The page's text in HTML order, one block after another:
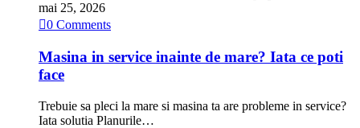
mai 25, 2026
0 Comments
Masina in service inainte de mare? Iata ce poti
face
Trebuie sa pleci la mare si masina ta are probleme in service?
Iata solutia Planurile…